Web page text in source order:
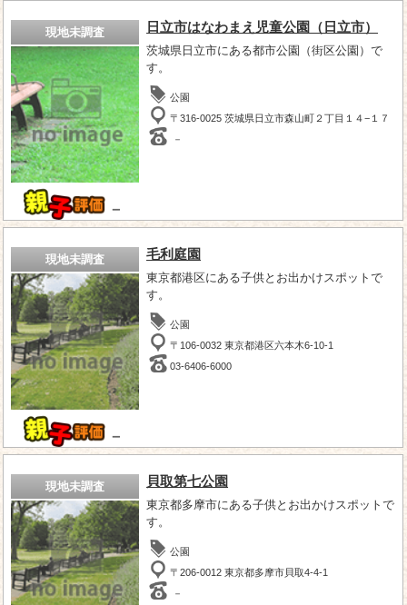
現地未調査
－
日立市はなわまえ児童公園（日立市）
茨城県日立市にある都市公園（街区公園）で
す。
公園
〒316-0025 茨城県日立市森山町２丁目１４−１７
－
現地未調査
－
毛利庭園
東京都港区にある子供とお出かけスポットで
す。
公園
〒106-0032 東京都港区六本木6-10-1
03-6406-6000
現地未調査 貝取第七公園
東京都多摩市にある子供とお出かけスポットで
す。
公園
〒206-0012 東京都多摩市貝取4-4-1
－